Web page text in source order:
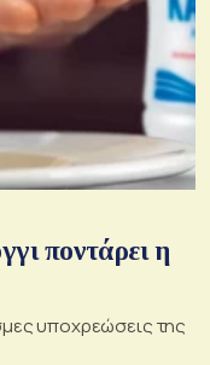
ποντάρει η
υποχρεώσεις της